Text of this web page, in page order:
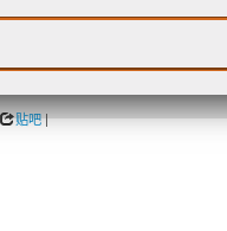
贴吧|